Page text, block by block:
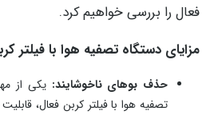
فعال را بررسی خواهیم کرد.
مزایای دستگاه‌ تصفیه هوا با فیلتر
حذف بوهای ناخوشایند:یکی از
تصفیه هوا با فیلتر کربن فعال،